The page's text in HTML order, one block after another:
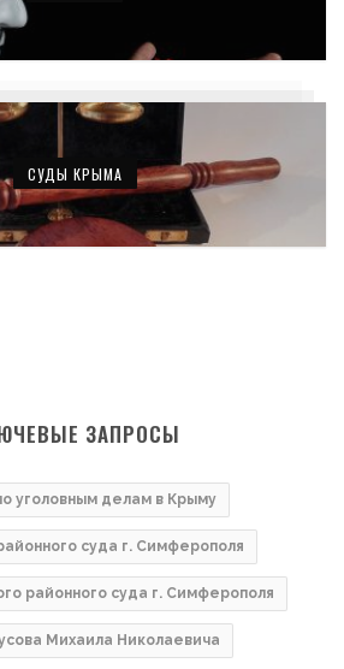
СУДЫ КРЫМА
ЗАПРОСЫ
уголовным делам в Крыму
суда г. Симферополя
районного суда г. Симферополя
Михаила Николаевича